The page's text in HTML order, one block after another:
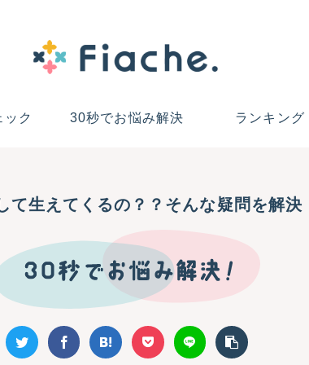
ク 30秒でお悩み解決 ランキング
て生えてくるの？？そんな疑問を解決